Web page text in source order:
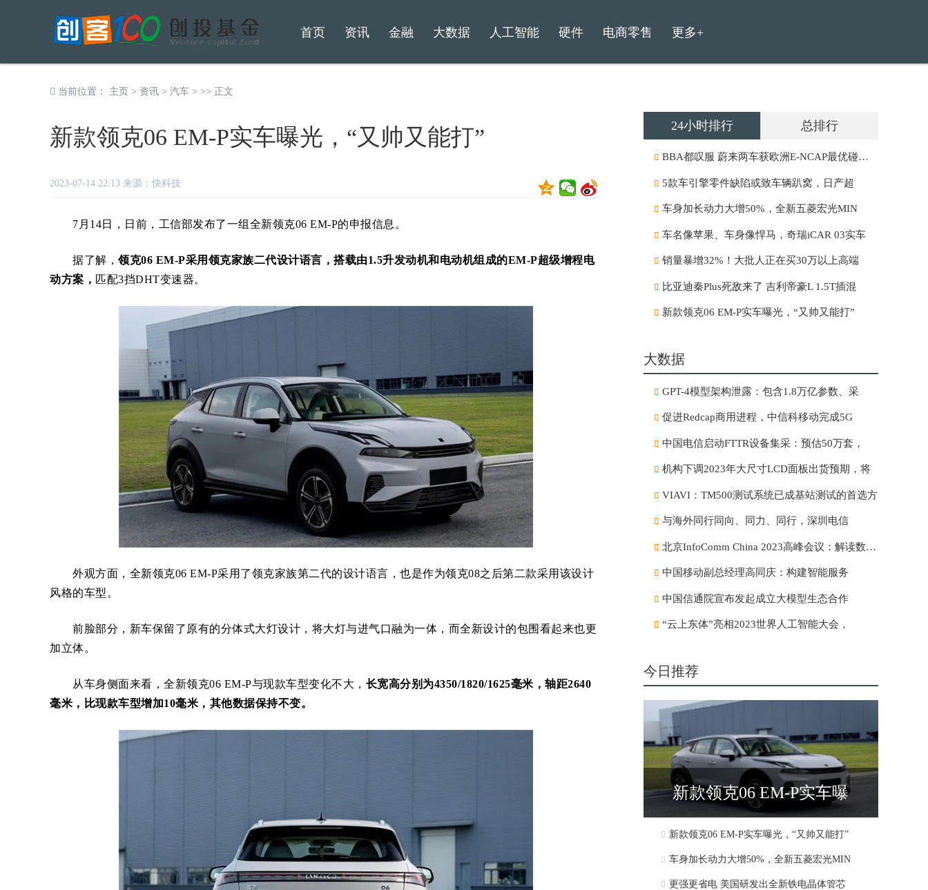
首页 资讯 金融 大数据 人工智能 硬件 电商零售 更多+
当前位置： 主页 > 资讯 > 汽车 > >> 正文
新款领克06 EM-P实车曝光，“又帅又能打”
2023-07-14 22:13 来源：快科技
7月14日，日前，工信部发布了一组全新领克06 EM-P的申报信息。
据了解， 领克06 EM-P采用领克家族二代设计语言，搭载由1.5升发动机和电动机组成的EM-P超级增程电
动方案， 匹配3挡DHT变速器。
外观方面，全新领克06 EM-P采用了领克家族第二代的设计语言，也是作为领克08之后第二款采用该设计
风格的车型。
前脸部分，新车保留了原有的分体式大灯设计，将大灯与进气口融为一体，而全新设计的包围看起来也更
加立体。
从车身侧面来看，全新领克06 EM-P与现款车型变化不大， 长宽高分别为4350/1820/1625毫米，轴距2640
毫米，比现款车型增加10毫米，其他数据保持不变。
24小时排行 总排行
BBA都叹服 蔚来两车获欧洲E-NCAP最优碰撞成
5款车引擎零件缺陷或致车辆趴窝，日产超
车身加长动力大增50%，全新五菱宏光MIN
车名像苹果、车身像悍马，奇瑞iCAR 03实车
销量暴增32%！大批人正在买30万以上高端
比亚迪秦Plus死敌来了 吉利帝豪L 1.5T插混
新款领克06 EM-P实车曝光，“又帅又能打”
大数据
GPT-4模型架构泄露：包含1.8万亿参数、采
促进Redcap商用进程，中信科移动完成5G
中国电信启动FTTR设备集采：预估50万套，
机构下调2023年大尺寸LCD面板出货预期，将
VIAVI：TM500测试系统已成基站测试的首选方
与海外同行同向、同力、同行，深圳电信
北京InfoComm China 2023高峰会议：解读数字市
中国移动副总经理高同庆：构建智能服务
中国信通院宣布发起成立大模型生态合作
“云上东体”亮相2023世界人工智能大会，
今日推荐
新款领克06 EM-P实车曝
光，“又帅又能打”
新款领克06 EM-P实车曝光，“又帅又能打”
车身加长动力大增50%，全新五菱宏光MIN
更强更省电 美国研发出全新铁电晶体管芯